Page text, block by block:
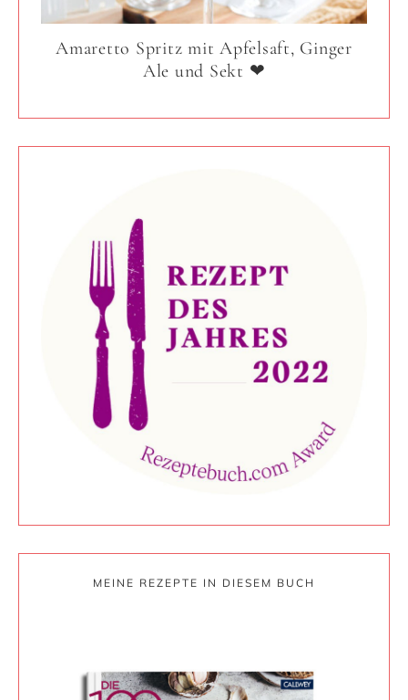
Amaretto Spritz mit Apfelsaft, Ginger
Ale und Sekt ❤
MEINE REZEPTE IN DIESEM BUCH